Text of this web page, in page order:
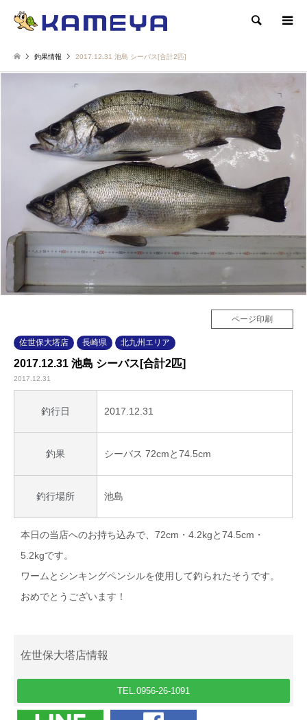
検索
釣果情報 2017.12.31 池島 シーバス[合計2匹]
ページ印刷
佐世保大塔店 長崎県 北九州エリア
2017.12.31 池島 シーバス[合計2匹]
2017.12.31
釣行日 2017.12.31
釣果 シーバス 72cmと74.5cm
釣行場所 池島
本日の当店へのお持ち込みで、72cm・4.2kgと74.5cm・
5.2kgです。
ワームとシンキングペンシルを使用して釣られたそうです。
おめでとうございます！
佐世保大塔店情報
TEL.0956-26-1091